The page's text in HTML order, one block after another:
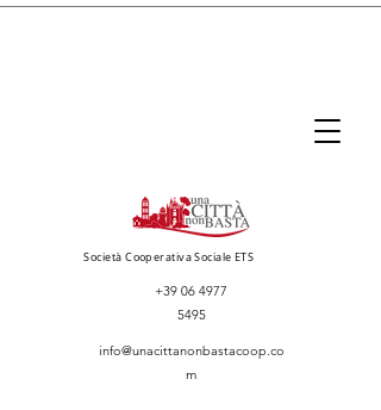
Società Cooperativa Sociale ETS
+39 06 4977
5495
info@unacittanonbastacoop.co
m